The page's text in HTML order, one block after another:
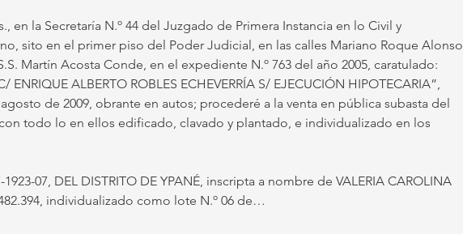
en la Secretaría N.º 44 del Juzgado de Primera Instancia en lo Civil y
sito en el primer piso del Poder Judicial, en las calles Mariano Roque Alonso
Martín Acosta Conde, en el expediente N.º 763 del año 2005, caratulado:
ALBERTO ROBLES ECHEVERRÍA S/ EJECUCIÓN HIPOTECARIA”,
de 2009, obrante en autos; procederé a la venta en pública subasta del
todo lo en ellos edificado, clavado y plantado, e individualizado en los
1923-07, DEL DISTRITO DE YPANÉ, inscripta a nombre de VALERIA CAROLINA
individualizado como lote N.º 06 de…